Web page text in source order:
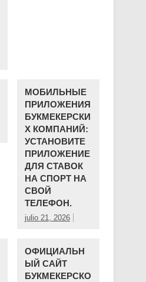
МОБИЛЬНЫЕ
ПРИЛОЖЕНИЯ
БУКМЕКЕРСКИ
Х КОМПАНИЙ:
УСТАНОВИТЕ
ПРИЛОЖЕНИЕ
ДЛЯ СТАВОК
НА СПОРТ НА
СВОЙ
ТЕЛЕФОН.
julio 21, 2026
ОФИЦИАЛЬН
ЫЙ САЙТ
БУКМЕКЕРСКО